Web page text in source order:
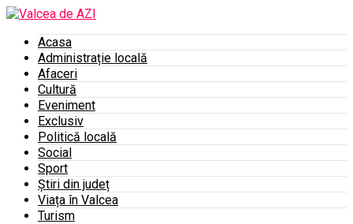
Acasa
Administrație locală
Afaceri
Cultură
Eveniment
Exclusiv
Politică locală
Social
Sport
Știri din județ
Viața în Valcea
Turism